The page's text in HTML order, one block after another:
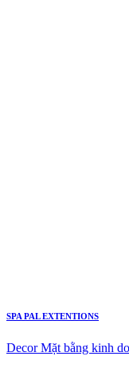
SPA PAL EXTENTIONS
Decor Mặt bằng kinh